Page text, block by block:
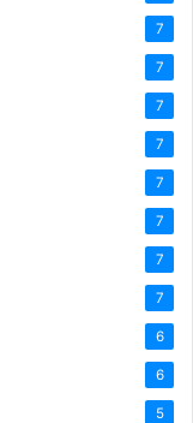
7
7
7
7
7
7
7
7
6
6
5